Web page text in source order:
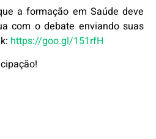
a formação em Saúde deve
com o debate enviando suas
https://goo.gl/151rfH